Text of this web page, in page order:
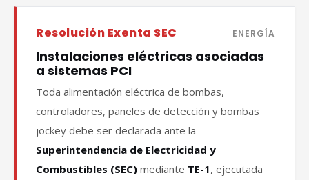
Resolución Exenta SEC ENERGÍA
Instalaciones eléctricas asociadas
a sistemas PCI
Toda alimentación eléctrica de bombas,
controladores, paneles de detección y bombas
jockey debe ser declarada ante la
Superintendencia de Electricidad y
Combustibles (SEC) mediante TE-1, ejecutada